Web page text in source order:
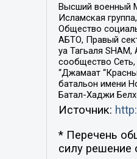
Высший военный
Исламская
Общество
АБТО, Правый
уа Тагьаля
сообщество
“Джамаат
батальон имени
Батал-Хаджи
Источник:
* Перечень
силу решение